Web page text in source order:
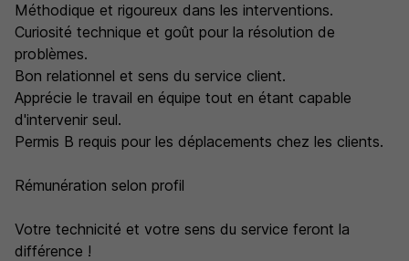
Méthodique et rigoureux dans les interventions.
Curiosité technique et goût pour la résolution de
problèmes.
Bon relationnel et sens du service client.
Apprécie le travail en équipe tout en étant capable
d'intervenir seul.
Permis B requis pour les déplacements chez les clients.
Rémunération selon profil
Votre technicité et votre sens du service feront la
différence !